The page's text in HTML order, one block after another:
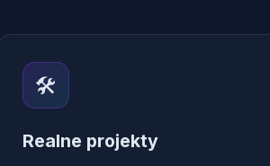
🛠️
Realne projekty